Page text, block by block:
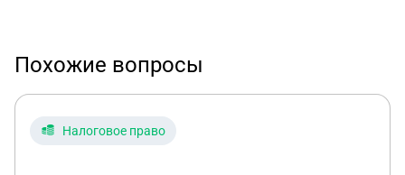
Похожие вопросы
Налоговое право